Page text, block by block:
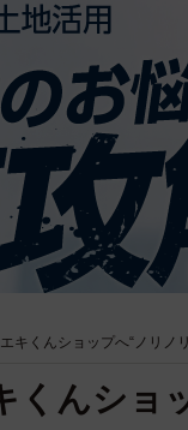
キくんショップへ“ノリ
くんショ